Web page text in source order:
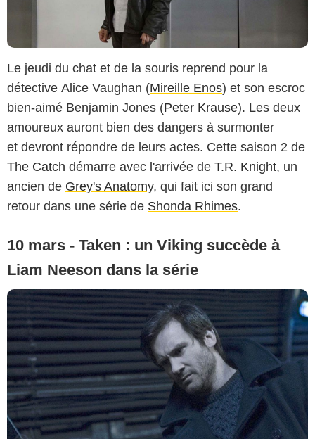
Le jeudi du chat et de la souris reprend pour la
détective Alice Vaughan (Mireille Enos) et son escroc
bien-aimé Benjamin Jones (Peter Krause). Les deux
amoureux auront bien des dangers à surmonter
et devront répondre de leurs actes. Cette saison 2 de
The Catch démarre avec l'arrivée de T.R. Knight, un
ancien de Grey's Anatomy, qui fait ici son grand
retour dans une série de Shonda Rhimes.
10 mars - Taken : un Viking succède à
Liam Neeson dans la série